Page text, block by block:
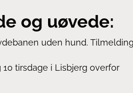
og uøvede:
uden hund.
10 tirsdage i Lisbjerg overfor